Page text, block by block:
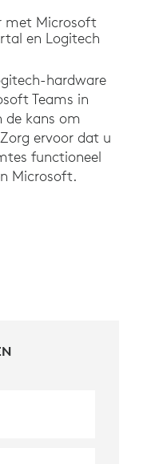
met Microsoft
en Logitech
hardware
Teams in
de kans om
ervoor dat u
functioneel
Microsoft.